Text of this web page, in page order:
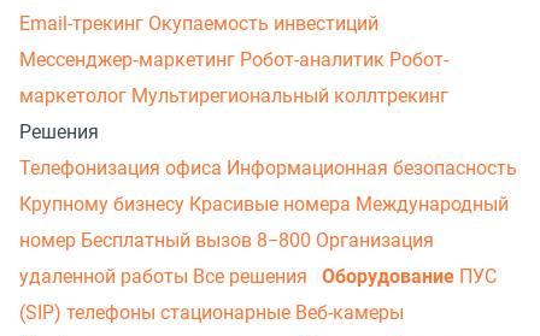
Email-трекинг Окупаемость инвестиций
Мессенджер‑маркетинг Робот-аналитик Робот-
маркетолог Мультирегиональный коллтрекинг
Решения
Телефонизация офиса Информационная безопасность
Крупному бизнесу Красивые номера Международный
номер Бесплатный вызов 8−800 Организация
удаленной работы Все решения Оборудование ПУС
(SIP) телефоны стационарные Веб-камеры